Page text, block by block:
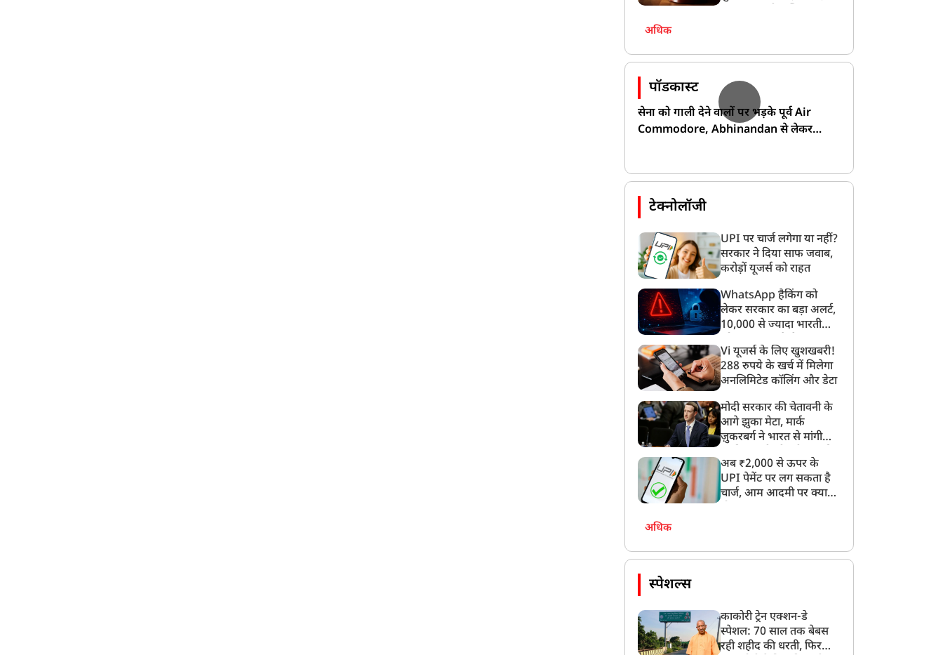
अधिक
पॉडकास्ट
सेना को गाली देने वालों पर भड़के पूर्व Air
Commodore, Abhinandan से लेकर
टेक्नोलॉजी
UPI पर चार्ज लगेगा या नहीं?
सरकार ने दिया साफ जवाब,
करोड़ों यूजर्स को राहत
WhatsApp हैकिंग को
लेकर सरकार का बड़ा अलर्ट,
10,000 से ज्यादा भारतीयों
गया
Vi यूजर्स के लिए खुशखबरी!
288 रुपये के खर्च में मिलेगा
अनलिमिटेड कॉलिंग और डेटा
मोदी सरकार की चेतावनी के
आगे झुका मेटा, मार्क
ज़ुकरबर्ग ने भारत से मांगी
अब ₹2,000 से ऊपर के
UPI पेमेंट पर लग सकता है
चार्ज, आम आदमी पर क्या
अधिक
स्पेशल्स
काकोरी ट्रेन एक्शन-डे
स्पेशल: 70 साल तक बेबस
रही शहीद की धरती, फिर